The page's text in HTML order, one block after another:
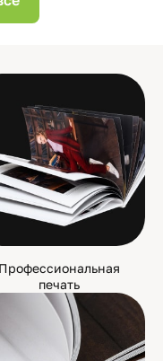
Профессиональная
печать